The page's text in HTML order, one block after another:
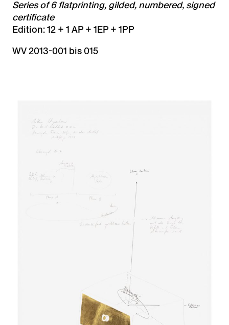
Series of 6 flatprinting, gilded, numbered, signed
certificate
Edition: 12 + 1 AP + 1EP + 1PP
WV 2013-001 bis 015